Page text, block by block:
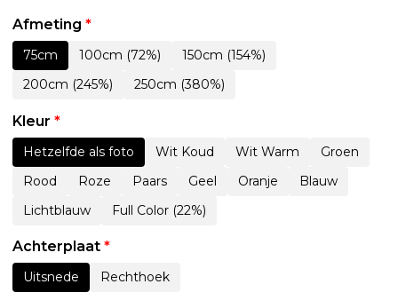
Afmeting *
75cm 100cm (72%)
150cm (154%)
200cm (245%)
250cm (380%)
Kleur *
Hetzelfde als foto Wit Koud Wit Warm
Groen
Rood
Roze Paars Geel Oranje
Blauw
Lichtblauw
Full Color (22%)
Achterplaat *
Uitsnede Rechthoek